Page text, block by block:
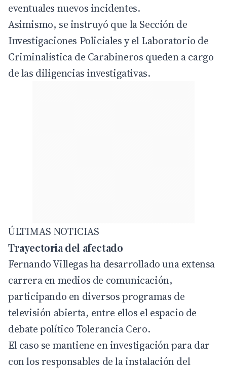
eventuales nuevos incidentes.
Asimismo, se instruyó que la Sección de
Investigaciones Policiales y el Laboratorio de
Criminalística de Carabineros queden a cargo
de las diligencias investigativas.
ÚLTIMAS NOTICIAS
Trayectoria del afectado
Fernando Villegas ha desarrollado una extensa
carrera en medios de comunicación,
participando en diversos programas de
televisión abierta, entre ellos el espacio de
debate político Tolerancia Cero.
El caso se mantiene en investigación para dar
con los responsables de la instalación del